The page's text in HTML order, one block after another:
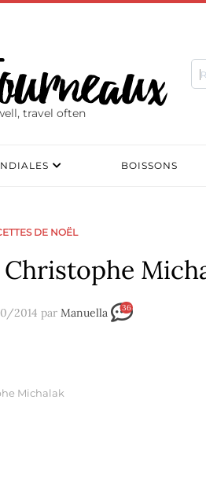
travel often
BOISSONS
DE NOËL
Christophe
2014 par Manuella 36
Michalak